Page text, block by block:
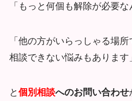
「もっと何個も解除が必要な
「他の方がいらっしゃる場所
相談できない悩みもあります
と 個別相談へのお問い合わせ